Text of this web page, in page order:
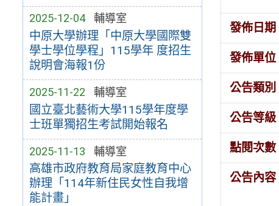
2025-12-04 輔導室
中原大學辦理「中原大學國際雙
學士學位學程」115學年 度招生
說明會海報1份
2025-11-22 輔導室
國立臺北藝術大學115學年度學
士班單獨招生考試開始報名
2025-11-13 輔導室
高雄市政府教育局家庭教育中心
辦理「114年新住民女性自我增
能計畫」
發佈日期
發佈單位
公告類別
公告等級
點閱次數
公告內容